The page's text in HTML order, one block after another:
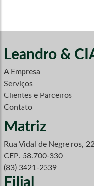
Leandro &
A Empresa
Serviços
Clientes e Parceiros
Contato
Matriz
Rua Vidal de Negreiros,
CEP: 58.700-330
(83) 3421-2339
Filial